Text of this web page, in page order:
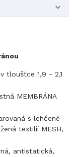
tloušťce 1,9 - 2,1
MEMBRÁNA
s lehčené
textilií MESH,
antistatická,